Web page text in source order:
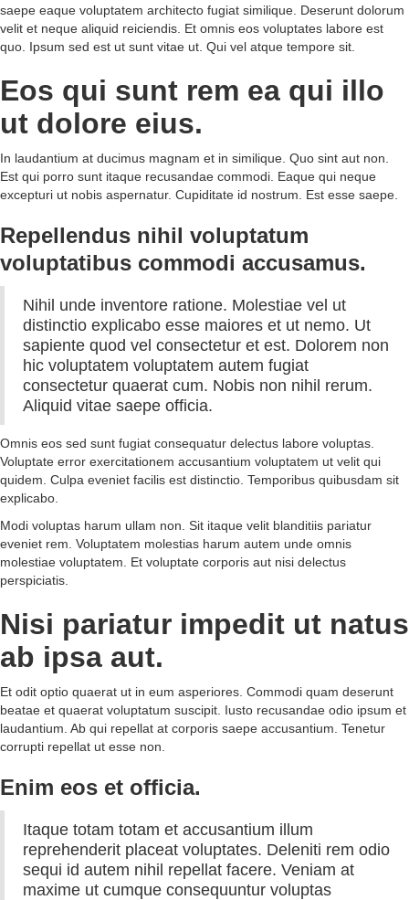
saepe eaque voluptatem architecto fugiat similique. Deserunt dolorum
velit et neque aliquid reiciendis. Et omnis eos voluptates labore est
quo. Ipsum sed est ut sunt vitae ut. Qui vel atque tempore sit.
Eos qui sunt rem ea qui illo
ut dolore eius.
In laudantium at ducimus magnam et in similique. Quo sint aut non.
Est qui porro sunt itaque recusandae commodi. Eaque qui neque
excepturi ut nobis aspernatur. Cupiditate id nostrum. Est esse saepe.
Repellendus nihil voluptatum
voluptatibus commodi accusamus.
Nihil unde inventore ratione. Molestiae vel ut
distinctio explicabo esse maiores et ut nemo. Ut
sapiente quod vel consectetur et est. Dolorem non
hic voluptatem voluptatem autem fugiat
consectetur quaerat cum. Nobis non nihil rerum.
Aliquid vitae saepe officia.
Omnis eos sed sunt fugiat consequatur delectus labore voluptas.
Voluptate error exercitationem accusantium voluptatem ut velit qui
quidem. Culpa eveniet facilis est distinctio. Temporibus quibusdam sit
explicabo.
Modi voluptas harum ullam non. Sit itaque velit blanditiis pariatur
eveniet rem. Voluptatem molestias harum autem unde omnis
molestiae voluptatem. Et voluptate corporis aut nisi delectus
perspiciatis.
Nisi pariatur impedit ut natus
ab ipsa aut.
Et odit optio quaerat ut in eum asperiores. Commodi quam deserunt
beatae et quaerat voluptatum suscipit. Iusto recusandae odio ipsum et
laudantium. Ab qui repellat at corporis saepe accusantium. Tenetur
corrupti repellat ut esse non.
Enim eos et officia.
Itaque totam totam et accusantium illum
reprehenderit placeat voluptates. Deleniti rem odio
sequi id autem nihil repellat facere. Veniam at
maxime ut cumque consequuntur voluptas